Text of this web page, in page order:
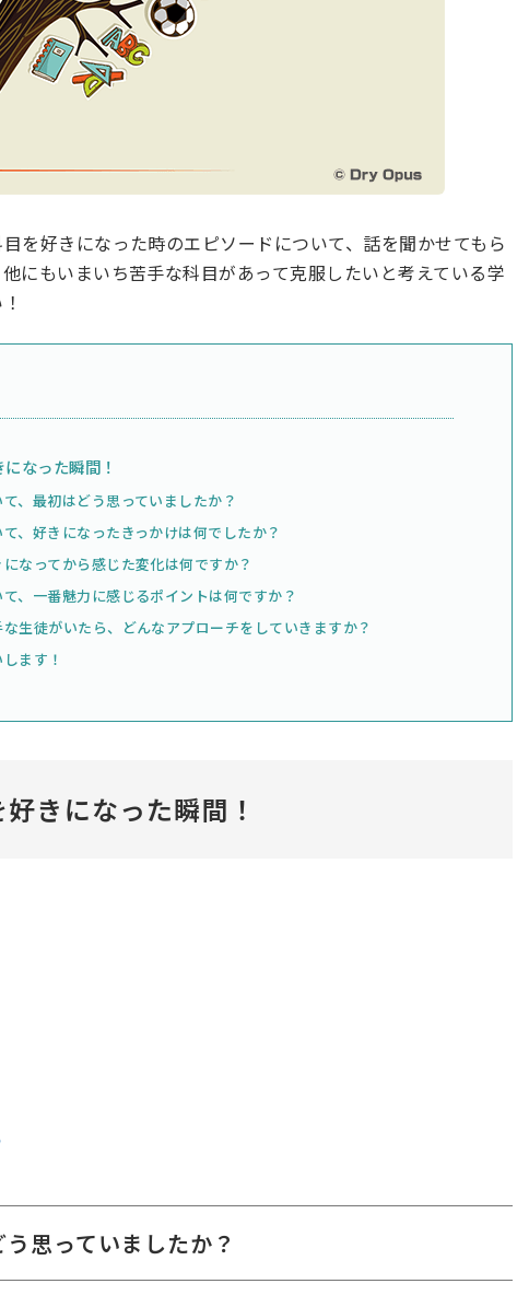
を好きになった時のエピソードについて、話を聞かせてもら
にもいまいち苦手な科目があって克服したいと考えている学
なった瞬間！
、最初はどう思っていましたか？
、好きになったきっかけは何でしたか？
なってから感じた変化は何ですか？
、一番魅力に感じるポイントは何ですか？
生徒がいたら、どんなアプローチをしていきますか？
ます！
きになった瞬間！
思っていましたか？